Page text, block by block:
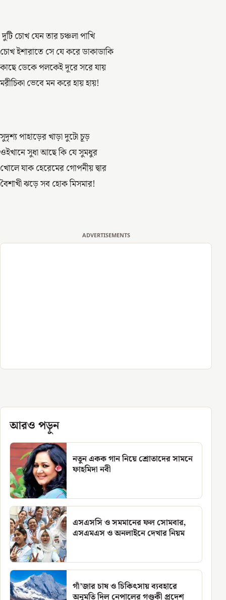
দুটি চোখ যেন তার চঞ্চলা পাখি
চোখ ইশারাতে সে যে করে ডাকাডাকি
কাছে ডেকে পলকেই দূরে সরে যায়
মরীচিকা ভেবে মন করে হায় হায়!
সুদৃশ্য পাহাড়ের খাড়া দুটো চূড়
ওইখানে সুধা আছে কি যে সুমধুর
খোলে যাক হেরেমের গোপনীয় দ্বার
বৈশাখী ঝড়ে সব হোক মিসমার!
ADVERTISEMENTS
আরও পড়ুন
নতুন একক গান নিয়ে শ্রোতাদের সামনে
ফাহমিদা নবী
এসএসসি ও সমমানের ফল সোমবার,
এসএমএস ও অনলাইনে দেখার নিয়ম
গাঁ’জার চাষ ও চিকিৎসায় ব্যবহারে
অনুমতি দিল নেপালের গণ্ডকী প্রদেশ